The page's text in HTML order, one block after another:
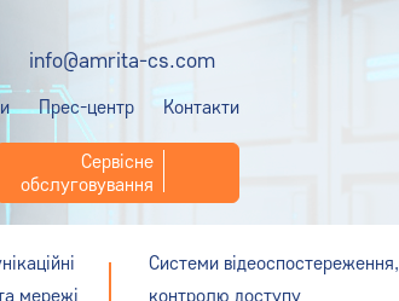
info@amrita-cs.com
Прес-центр Контакти
Сервісне
обслуговування
мережі
Системи відеоспостереження,
контролю доступу